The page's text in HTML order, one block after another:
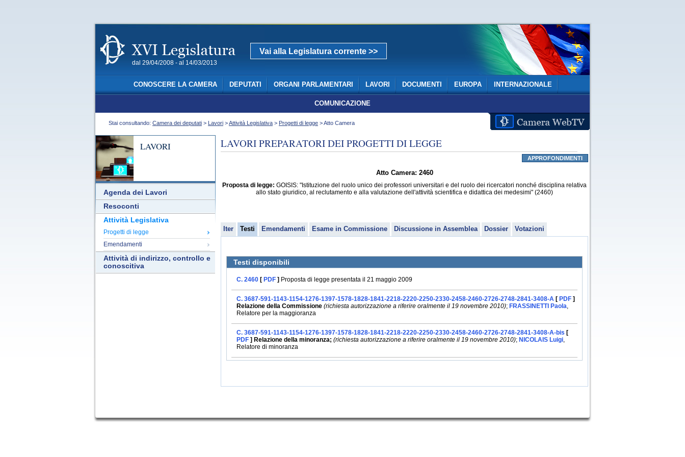
dal 29/04/2008 - al 14/03/2013
Vai alla Legislatura corrente >>
CONOSCERE LA CAMERA DEPUTATI ORGANI PARLAMENTARI LAVORI DOCUMENTI EUROPA INTERNAZIONALE
COMUNICAZIONE
Stai consultando: Camera dei deputati > Lavori >Attività Legislativa > Progetti di legge > Atto Camera
LAVORI
Agenda dei Lavori
Resoconti
Attività Legislativa
Progetti di legge
Emendamenti
Attività di indirizzo, controllo e
conoscitiva
LAVORI PREPARATORI DEI PROGETTI DI LEGGE
APPROFONDIMENTI
Atto Camera: 2460
Proposta di legge: GOISIS: "Istituzione del ruolo unico dei professori universitari e del ruolo dei ricercatori nonché disciplina relativa
allo stato giuridico, al reclutamento e alla valutazione dell'attività scientifica e didattica dei medesimi" (2460)
Iter Testi Emendamenti Esame in Commissione Discussione in Assemblea Dossier Votazioni
Testi disponibili
C. 2460 [ PDF ] Proposta di legge presentata il 21 maggio 2009
C. 3687-591-1143-1154-1276-1397-1578-1828-1841-2218-2220-2250-2330-2458-2460-2726-2748-2841-3408-A [ PDF ]
Relazione della Commissione (richiesta autorizzazione a riferire oralmente il 19 novembre 2010); FRASSINETTI Paola,
Relatore per la maggioranza
C. 3687-591-1143-1154-1276-1397-1578-1828-1841-2218-2220-2250-2330-2458-2460-2726-2748-2841-3408-A-bis [
PDF ] Relazione della minoranza; (richiesta autorizzazione a riferire oralmente il 19 novembre 2010); NICOLAIS Luigi,
Relatore di minoranza